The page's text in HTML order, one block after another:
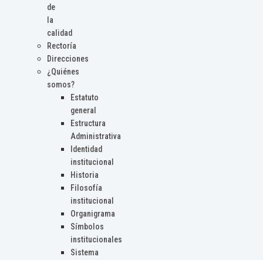
de
la
calidad
Rectoría
Direcciones
¿Quiénes
somos?
Estatuto
general
Estructura
Administrativa
Identidad
institucional
Historia
Filosofía
institucional
Organigrama
Símbolos
institucionales
Sistema